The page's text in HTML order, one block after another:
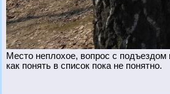
Место неплохое, вопрос с подъездом
как понять в список пока не понятно.